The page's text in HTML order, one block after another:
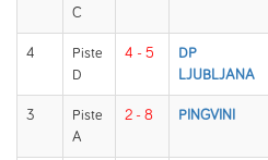
C
4
Piste
D
4 - 5
DP
LJUBLJANA
3
Piste
A
2 - 8 PINGVINI